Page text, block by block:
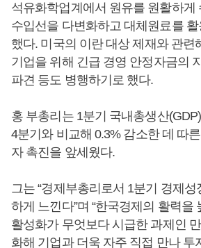
석유화학업계에서 원유를 원활하게
수입선을 다변화하고 대체원료를
했다. 미국의 이란 대상 제재와 관련
기업을 위해 긴급 경영 안정자금의
파견 등도 병행하기로 했다.
홍 부총리는 1분기 국내총생산
4분기와 비교해 0.3% 감소한 데 따
자 촉진을 앞세웠다.
그는 “경제부총리로서 1분기 경제성
하게 느낀다”며 “한국경제의 활력을
활성화가 무엇보다 시급한 과제인
화해 기업과 더욱 자주 직접 만나 투